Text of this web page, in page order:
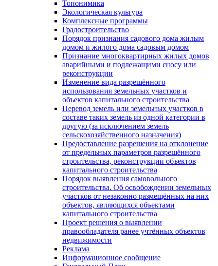
Топонимика
Экологическая культура
Комплексные программы
Градостроительство
Порядок признания садового дома жилым
домом и жилого дома садовым домом
Признание многоквартирных жилых домов
аварийными и подлежащими сносу или
реконструкции
Изменение вида разрешённого
использования земельных участков и
объектов капитального строительства
Перевод земель или земельных участков в
составе таких земель из одной категории в
другую (за исключением земель
сельскохозяйственного назначения)
Предоставление разрешения на отклонение
от предельных параметров разрешённого
строительства, реконструкции объектов
капитального строительства
Порядок выявления самовольного
строительства. Об освобождении земельных
участков от незаконно размещённых на них
объектов, являющихся объектами
капитального строительства
Проект решения о выявлении
правообладателя ранее учтённых объектов
недвижимости
Реклама
Информационное сообщение